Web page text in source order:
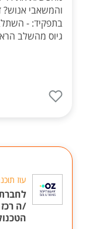
והמשאבי אנוש?
בתפקיד: -
גיוס מהשלב
עוז
/ה